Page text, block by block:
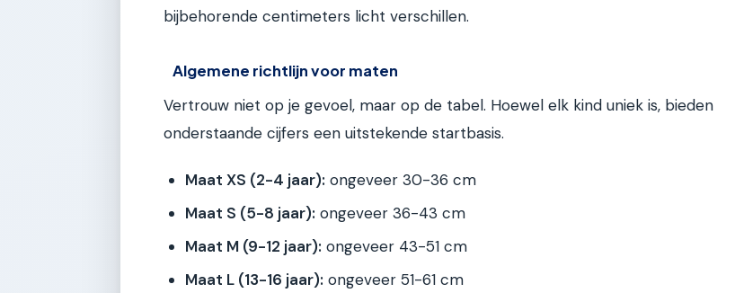
bijbehorende centimeters licht verschillen.
Algemene richtlijn voor maten
Vertrouw niet op je gevoel, maar op de tabel. Hoewel elk kind uniek is, bieden
onderstaande cijfers een uitstekende startbasis.
Maat XS (2-4 jaar): ongeveer 30-36 cm
Maat S (5-8 jaar): ongeveer 36-43 cm
Maat M (9-12 jaar): ongeveer 43-51 cm
Maat L (13-16 jaar): ongeveer 51-61 cm